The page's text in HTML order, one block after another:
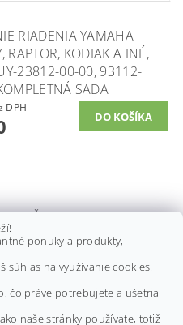
RIADENIA YAMAHA
RAPTOR, KODIAK A INÉ,
23812-00-00, 93112-
SADA
bez DPH
TYČE RIADENIA
GRIZZLY 700/660,
700, YFZ450
bez DPH
ponuky a produkty,
súhlas na využívanie cookies.
čo práve potrebujete a ušetria
naše stránky používate, totiž